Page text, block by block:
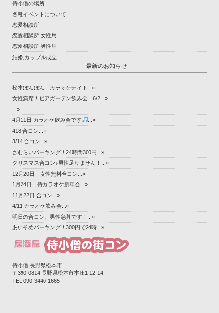
侍小僧の場所
各種イベントについて
恋愛相談所
恋愛相談所 女性用
恋愛相談所 男性用
結婚,カップル成立
最新のお知らせ
松本ぼんぼん カラオケナイト...»
女性満席！ビアガーデン飲み会 6/2...»
...»
4月11日 カラオケ飲み会です
...»
418 合コン...»
3/14 合コン...»
さむらいパーキング！24時間300円...»
クリスマス合コン♪男性足りません！...»
12月20日 女性無料合コン...»
1月24日 侍カラオケ新年会...»
11月22日 合コン...»
4/11 カラオケ飲み会...»
明日の合コン、男性急募です！...»
あいそめパーキング！300円で24時...»
侍小僧 長野県松本市
〒390-0814 長野県松本市本庄1-12-14‎
TEL 090-3440-1665